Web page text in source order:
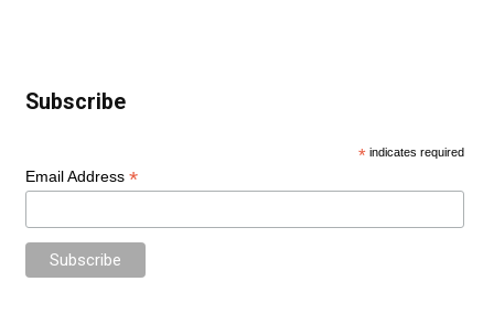
Subscribe
* indicates required
Email Address *